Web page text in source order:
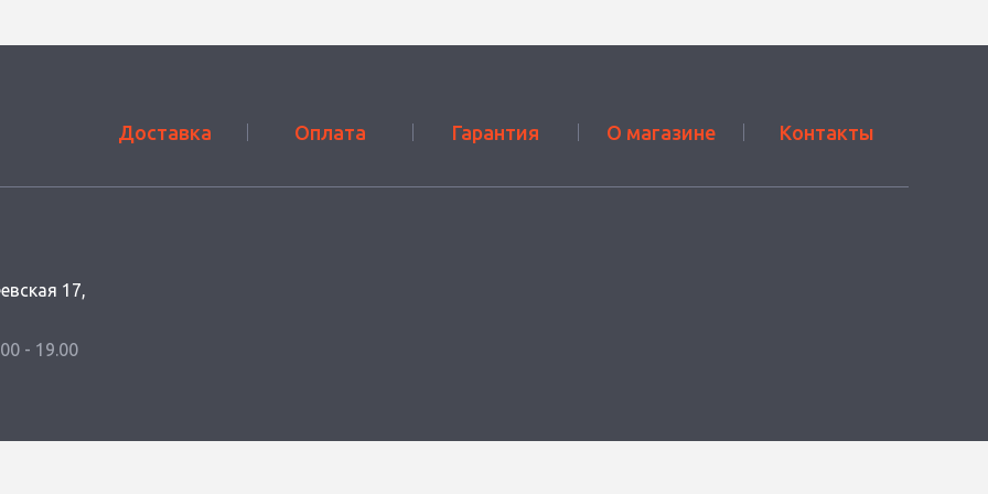
Доставка Оплата Гарантия О магазине Контакты
17,
- 19.00